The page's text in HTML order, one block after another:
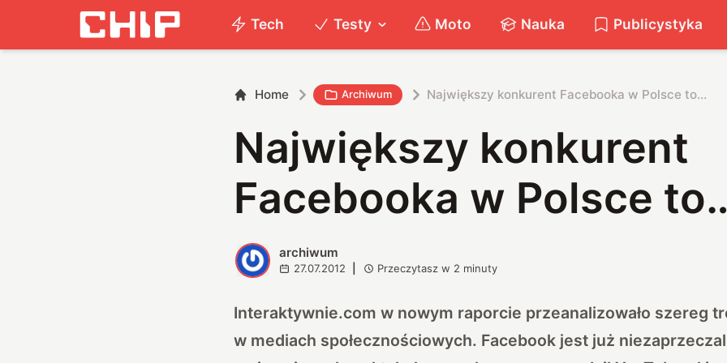
Tech Testy Moto Nauka Publicystyka
Home Archiwum Największy konkurent Facebooka w Polsce to…
Największy konkurent
Facebooka w Polsce
A archiwum
27.07.2012 Przeczytasz w 2 minuty
Interaktywnie.com w nowym raporcie przeanalizowało szereg
w mediach społecznościowych. Facebook jest już